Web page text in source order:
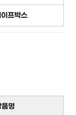
프박스
품명